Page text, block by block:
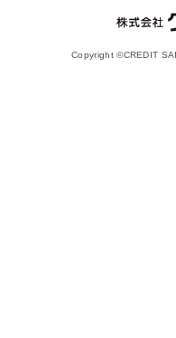
Copyright ©CREDIT